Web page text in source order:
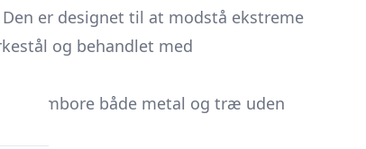
er designet til at modstå ekstreme
og behandlet med
både metal og træ uden